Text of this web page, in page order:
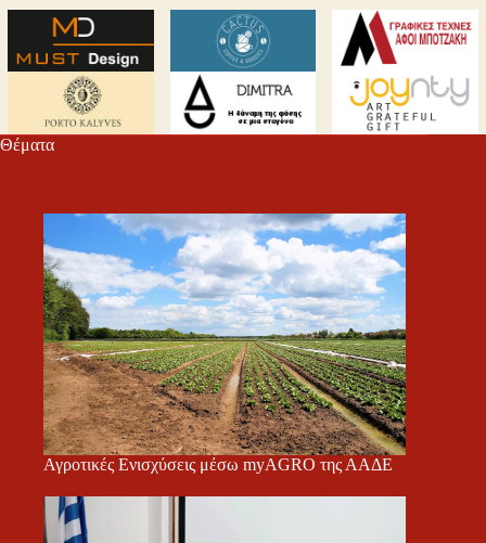
Θέματα
Αγροτικές Ενισχύσεις μέσω myAGRO της ΑΑΔΕ